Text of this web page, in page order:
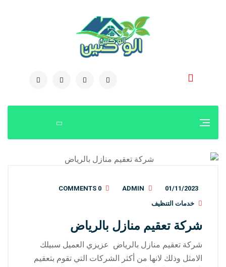
01/11/2023
ADMIN
0 COMMENTS
خدمات التنظيف
شركة تعقيم منازل بالرياض
شركة تعقيم منازل بالرياض عزيزي العميل سبيلك
الامثل وذلك لانها من أكثر الشركات التي تقوم بتعقيم